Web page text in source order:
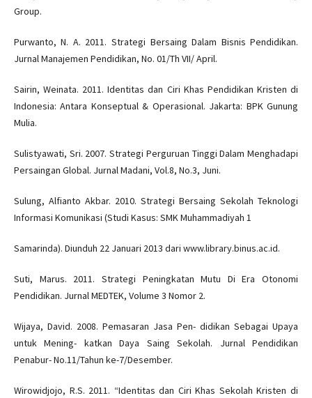
Group.
Purwanto, N. A. 2011. Strategi Bersaing Dalam Bisnis Pendidikan.
Jurnal Manajemen Pendidikan, No. 01/Th VII/ April.
Sairin, Weinata. 2011. Identitas dan Ciri Khas Pendidikan Kristen di
Indonesia: Antara Konseptual & Operasional. Jakarta: BPK Gunung
Mulia.
Sulistyawati, Sri. 2007. Strategi Perguruan Tinggi Dalam Menghadapi
Persaingan Global. Jurnal Madani, Vol.8, No.3, Juni.
Sulung, Alfianto Akbar. 2010. Strategi Bersaing Sekolah Teknologi
Informasi Komunikasi (Studi Kasus: SMK Muhammadiyah 1
Samarinda). Diunduh 22 Januari 2013 dari www.library.binus.ac.id.
Suti, Marus. 2011. Strategi Peningkatan Mutu Di Era Otonomi
Pendidikan. Jurnal MEDTEK, Volume 3 Nomor 2.
Wijaya, David. 2008. Pemasaran Jasa Pen- didikan Sebagai Upaya
untuk Mening- katkan Daya Saing Sekolah. Jurnal Pendidikan
Penabur- No.11/Tahun ke-7/Desember.
Wirowidjojo, R.S. 2011. “Identitas dan Ciri Khas Sekolah Kristen di